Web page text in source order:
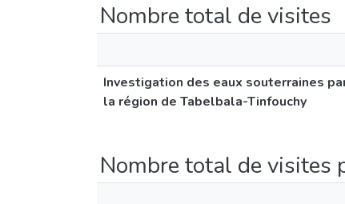
Nombre total de visites
Investigation des eaux souterraines
la région de Tabelbala-Tinfouchy
Nombre total de visites